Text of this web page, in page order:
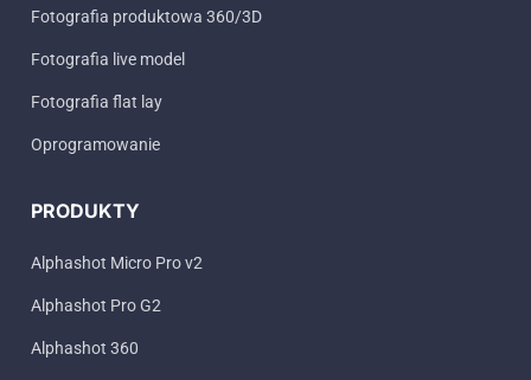
Fotografia produktowa 360/3D
Fotografia live model
Fotografia flat lay
Oprogramowanie
PRODUKTY
Alphashot Micro Pro v2
Alphashot Pro G2
Alphashot 360